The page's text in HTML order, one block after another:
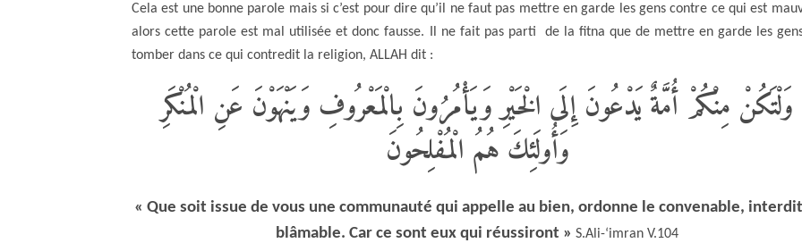
Cela est une bonne parole mais si c’est pour dire qu’il ne faut pas mettre en garde les gens contre ce qui est
alors cette parole est mal utilisée et donc fausse. Il ne fait pas parti de la fitna que de mettre en garde les
tomber dans ce qui contredit la religion, ALLAH dit :
وَلْتَكُنْ مِنْكُمْ أُمَّةٌ يَدْعُونَ إِلَى الْخَيْرِ وَيَأْمُرُونَ بِالْمَعْرُوفِ وَيَنْهَوْنَ عَنِ الْمُنْكَرِ
وَأُولَئِكَ هُمُ الْمُفْلِحُونَ
« Que soit issue de vous une communauté qui appelle au bien, ordonne le convenable,
blâmable. Car ce sont eux qui réussiront » S.Ali-‘imran V.104